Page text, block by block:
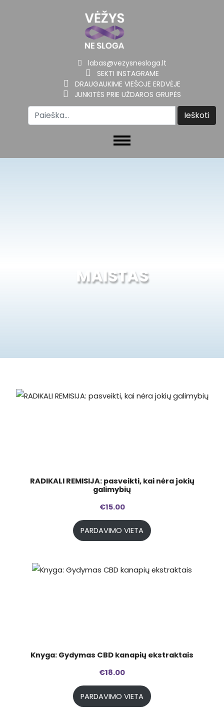
labas@vezysnesloga.lt
SEKTI INSTAGRAME
DRAUGAUKIME VIEŠOJE ERDVĖJE
JUNKITĖS PRIE UŽDAROS GRUPĖS
MAISTAS
RADIKALI REMISIJA: pasveikti, kai nėra jokių
galimybių
€15.00
PARDAVIMO VIETA
Knyga: Gydymas CBD kanapių ekstraktais
€18.00
PARDAVIMO VIETA